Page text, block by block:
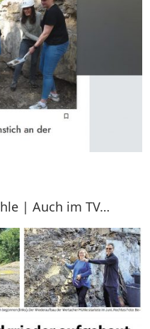
| Auch im TV…